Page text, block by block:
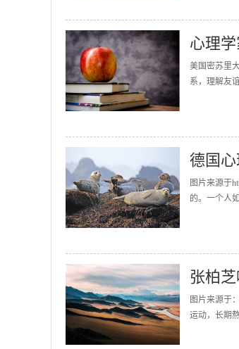
心理
美国密苏里
系，理解友
德国
图片来源于
的。一个人
张柏
图片来源于
运动，长期